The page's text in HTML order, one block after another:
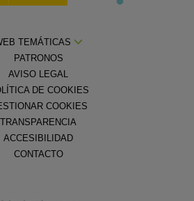
TEMÁTICAS
PATRONOS
AVISO LEGAL
DE COOKIES
COOKIES
TRANSPARENCIA
ACCESIBILIDAD
CONTACTO